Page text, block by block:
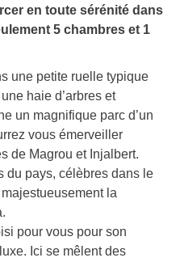
en toute sérénité dans
5 chambres et 1
une petite ruelle typique
haie d’arbres et
un magnifique parc d’un
vous émerveiller
de Magrou et Injalbert.
du pays, célèbres dans le
la
pour vous pour son
Ici se mêlent des